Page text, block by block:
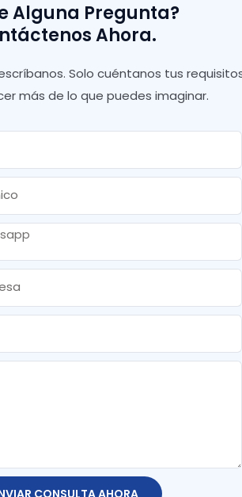
Alguna Pregunta?
Ahora.
Solo cuéntanos tus
más de lo que puedes imaginar.
CONSULTA AHORA